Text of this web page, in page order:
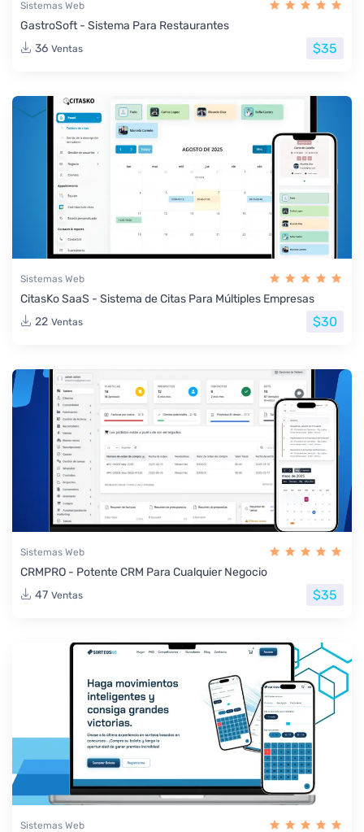
Sistemas Web
GastroSoft - Sistema Para Restaurantes
36 Ventas $35
Sistemas Web
CitasKo SaaS - Sistema de Citas Para Múltiples Empresas
22 Ventas $30
Sistemas Web
CRMPRO - Potente CRM Para Cualquier Negocio
47 Ventas $35
Sistemas Web